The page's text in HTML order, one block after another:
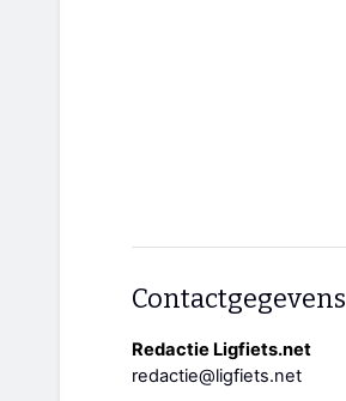
Contactgegevens
Redactie Ligfiets.net
redactie@ligfiets.net